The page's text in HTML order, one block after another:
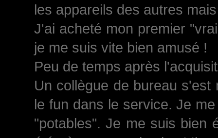
les appareils des autres
J'ai acheté mon premier
je me suis vite bien amusé !
Peu de temps après
Un collègue de bureau
le fun dans le service. Je
"potables". Je me suis bien